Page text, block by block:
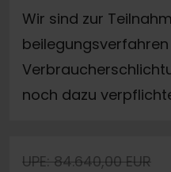
Wir sind zur
noch dazu
UPE: 84.640,00 EUR